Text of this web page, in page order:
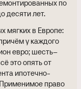
по
десяти лет.
мягких в Европе:
у каждого
евро; шесть–
это опять от
ипотечно-
право